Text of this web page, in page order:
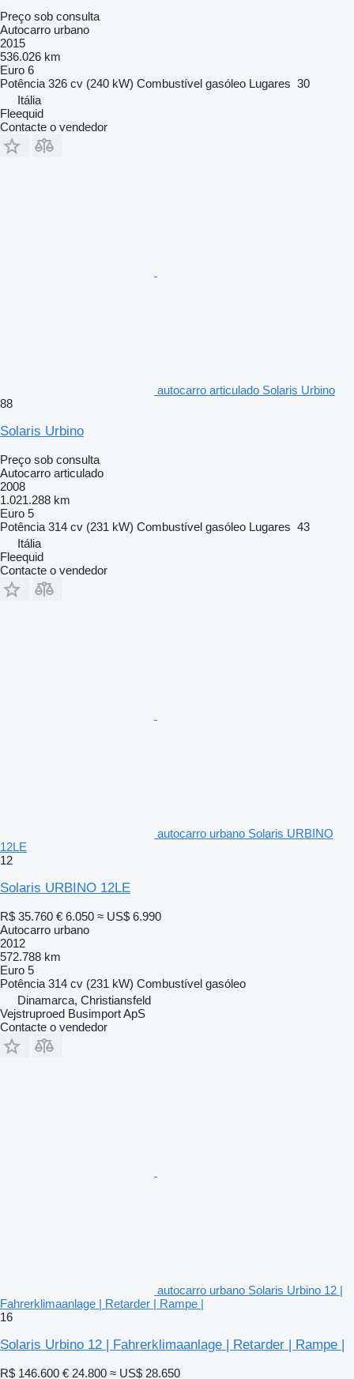
Preço sob consulta
Autocarro urbano
2015
536.026 km
Euro 6
Potência 326 cv (240 kW) Combustível gasóleo Lugares 30
Itália
Fleequid
Contacte o vendedor
autocarro articulado Solaris Urbino
88
Solaris Urbino
Preço sob consulta
Autocarro articulado
2008
1.021.288 km
Euro 5
Potência 314 cv (231 kW) Combustível gasóleo Lugares 43
Itália
Fleequid
Contacte o vendedor
autocarro urbano Solaris URBINO
12LE
12
Solaris URBINO 12LE
R$ 35.760 € 6.050 ≈ US$ 6.990
Autocarro urbano
2012
572.788 km
Euro 5
Potência 314 cv (231 kW) Combustível gasóleo
Dinamarca, Christiansfeld
Vejstruproed Busimport ApS
Contacte o vendedor
autocarro urbano Solaris Urbino 12 |
Fahrerklimaanlage | Retarder | Rampe |
16
Solaris Urbino 12 | Fahrerklimaanlage | Retarder | Rampe |
R$ 146.600 € 24.800 ≈ US$ 28.650